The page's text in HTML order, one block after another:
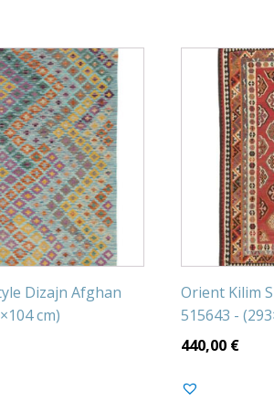
Dizajn Afghan
cm)
Orient Kilim
515643 -
440,00 €